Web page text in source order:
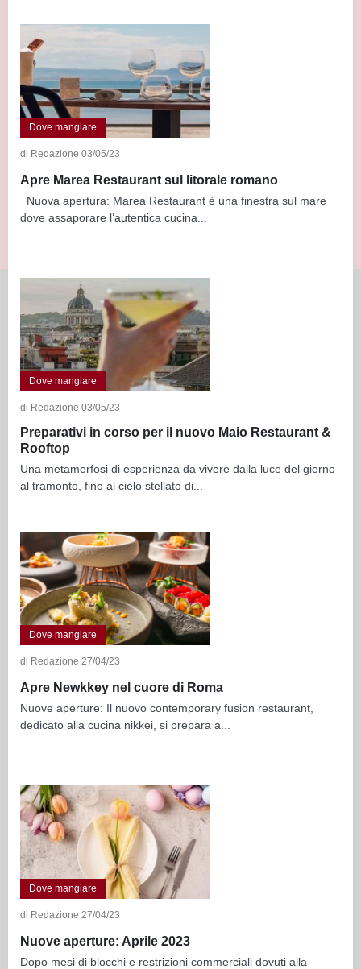
Dove mangiare
di Redazione 03/05/23
Apre Marea Restaurant sul litorale romano
Nuova apertura: Marea Restaurant è una finestra sul mare
dove assaporare l’autentica cucina...
Dove mangiare
di Redazione 03/05/23
Preparativi in corso per il nuovo Maio Restaurant &
Rooftop
Una metamorfosi di esperienza da vivere dalla luce del giorno
al tramonto, fino al cielo stellato di...
Dove mangiare
di Redazione 27/04/23
Apre Newkkey nel cuore di Roma
Nuove aperture: Il nuovo contemporary fusion restaurant,
dedicato alla cucina nikkei, si prepara a...
Dove mangiare
di Redazione 27/04/23
Nuove aperture: Aprile 2023
Dopo mesi di blocchi e restrizioni commerciali dovuti alla